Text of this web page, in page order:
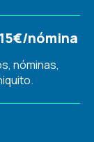
nómina
nóminas,